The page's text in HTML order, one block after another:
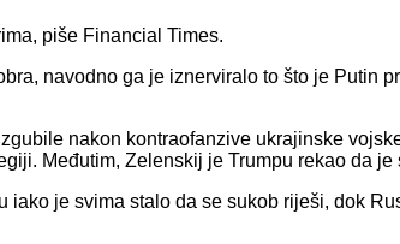
piše Financial Times.
navodno ga je iznerviralo to što je
nakon kontraofanzive ukrajinske
Međutim, Zelenskij je Trumpu rekao da
je svima stalo da se sukob riješi, dok